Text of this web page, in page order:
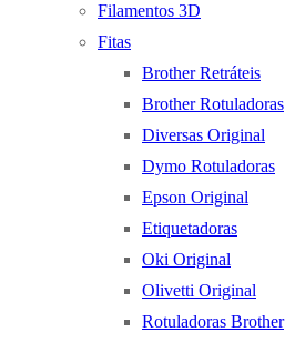
Filamentos 3D
Fitas
Brother Retráteis
Brother Rotuladoras
Diversas Original
Dymo Rotuladoras
Epson Original
Etiquetadoras
Oki Original
Olivetti Original
Rotuladoras Brother